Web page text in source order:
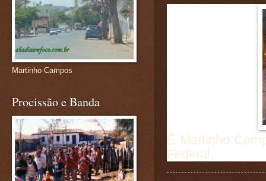
É Martinho
Federal.
Martinho Campos
Procissão e Banda